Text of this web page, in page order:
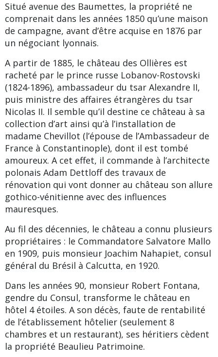
Situé avenue des Baumettes, la propriété ne
comprenait dans les années 1850 qu’une maison
de campagne, avant d’être acquise en 1876 par
un négociant lyonnais.
A partir de 1885, le château des Ollières est
racheté par le prince russe Lobanov-Rostovski
(1824-1896), ambassadeur du tsar Alexandre II,
puis ministre des affaires étrangères du tsar
Nicolas II. Il semble qu’il destine ce château à sa
collection d’art ainsi qu’à l’installation de
madame Chevillot (l’épouse de l’Ambassadeur de
France à Constantinople), dont il est tombé
amoureux. A cet effet, il commande à l’architecte
polonais Adam Dettloff des travaux de
rénovation qui vont donner au château son allure
gothico-vénitienne avec des influences
mauresques.
Au fil des décennies, le château a connu plusieurs
propriétaires : le Commandatore Salvatore Mallo
en 1909, puis monsieur Joachim Nahapiet, consul
général du Brésil à Calcutta, en 1920.
Dans les années 90, monsieur Robert Fontana,
gendre du Consul, transforme le château en
hôtel 4 étoiles. A son décès, faute de rentabilité
de l’établissement hôtelier (seulement 8
chambres et un restaurant), ses héritiers cèdent
la propriété Beaulieu Patrimoine.